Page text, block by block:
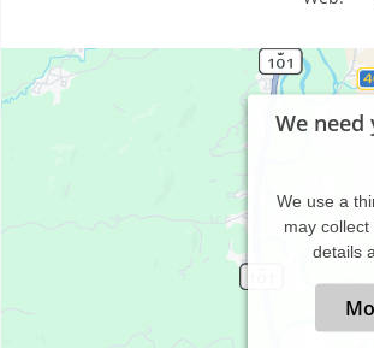
We
We use a
may
details